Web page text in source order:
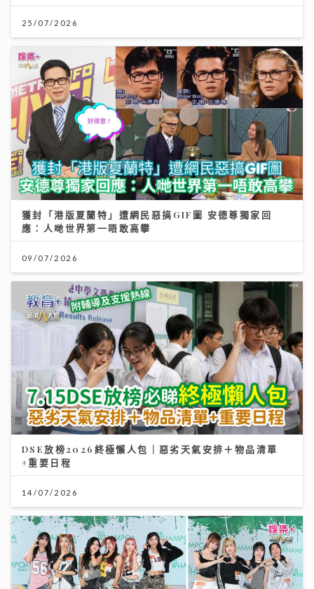
25/07/2026
獲封「港版夏蘭特」遭網民惡搞GIF圖 安德尊獨家回
應：人哋世界第一唔敢高攀
09/07/2026
DSE放榜2026終極懶人包｜惡劣天氣安排＋物品清單
+重要日程
14/07/2026